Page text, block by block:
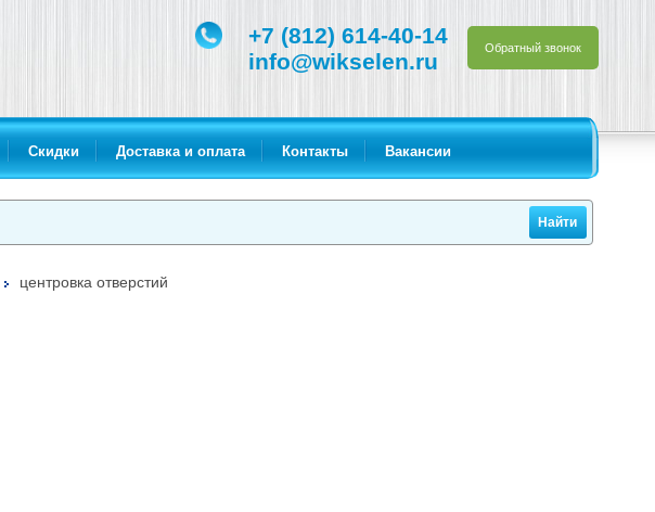
+7 (812) 614-40-14
info@wikselen.ru
Обратный звонок
Скидки Доставка и оплата Контакты Вакансии
центровка отверстий